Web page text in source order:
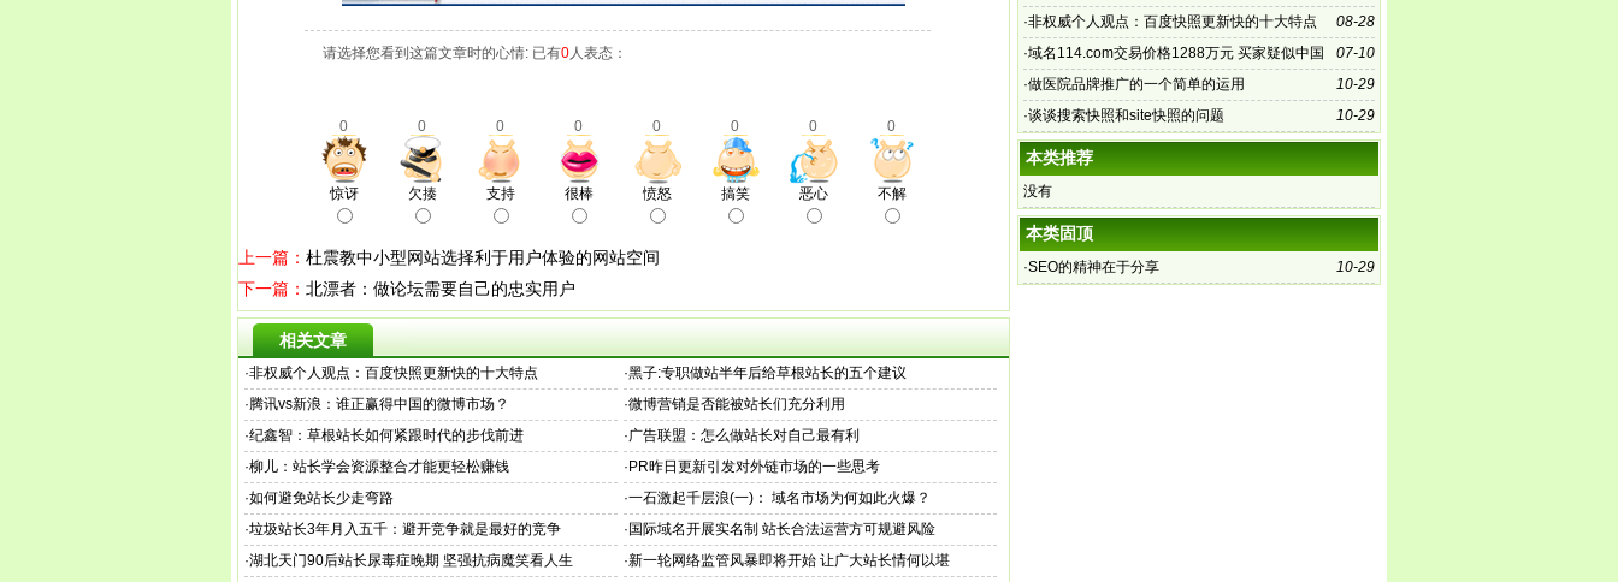
请选择您看到这篇文章时的心情: 已有0人表态：
0 0 0 0 0 0 0 0
惊讶 欠揍 支持 很棒 愤怒 搞笑 恶心 不解
上一篇： 杜震教中小型网站选择利于用户体验的网站空间
下一篇： 北漂者：做论坛需要自己的忠实用户
相关文章
·非权威个人观点：百度快照更新快的十大特点 ·黑子:专职做站半年后给草根站长的五个建议
·腾讯vs新浪：谁正赢得中国的微博市场？ ·微博营销是否能被站长们充分利用
·纪鑫智：草根站长如何紧跟时代的步伐前进 ·广告联盟：怎么做站长对自己最有利
·柳儿：站长学会资源整合才能更轻松赚钱 · PR昨日更新引发对外链市场的一些思考
·如何避免站长少走弯路 ·一石激起千层浪(一)： 域名市场为何如此火爆？
·垃圾站长3年月入五千：避开竞争就是最好的竞争 · 国际域名开展实名制 站长合法运营方可规避风险
·湖北天门90后站长尿毒症晚期 坚强抗病魔笑看人生 ·新一轮网络监管风暴即将开始 让广大站长情何以堪
08-28
·非权威个人观点：百度快照更新快的十大特点
07-10
·域名114.com交易价格1288万元 买家疑似中国
电信
10-29
·做医院品牌推广的一个简单的运用
10-29
·谈谈搜索快照和site快照的问题
本类推荐
没有
本类固顶
10-29
·SEO的精神在于分享